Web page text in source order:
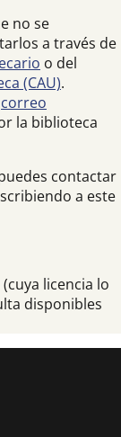
no se
a través de
o del
(CAU).
correo
la biblioteca
contactar
a este
licencia lo
disponibles